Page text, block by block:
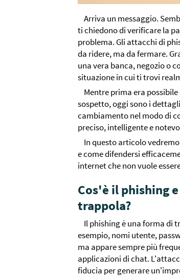
Arriva un messaggio.
ti chiedono di verificare la
problema. Gli attacchi di
da ridere, ma da fermare.
una vera banca, negozio o
situazione in cui ti trovi
Mentre prima era
sospetto, oggi sono i
cambiamento nel modo di
preciso, intelligente e
In questo articolo
e come difendersi
internet che non vuole
Cos'è il phishing
trappola?
Il phishing è una forma di
esempio, nomi utente,
ma appare sempre più
applicazioni di chat.
fiducia per generare